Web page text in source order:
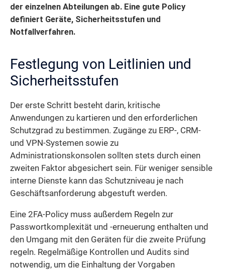
der einzelnen Abteilungen ab. Eine gute Policy
definiert Geräte, Sicherheitsstufen und
Notfallverfahren.
Festlegung von Leitlinien und
Sicherheitsstufen
Der erste Schritt besteht darin, kritische
Anwendungen zu kartieren und den erforderlichen
Schutzgrad zu bestimmen. Zugänge zu ERP-, CRM-
und VPN-Systemen sowie zu
Administrationskonsolen sollten stets durch einen
zweiten Faktor abgesichert sein. Für weniger sensible
interne Dienste kann das Schutzniveau je nach
Geschäftsanforderung abgestuft werden.
Eine 2FA-Policy muss außerdem Regeln zur
Passwortkomplexität und -erneuerung enthalten und
den Umgang mit den Geräten für die zweite Prüfung
regeln. Regelmäßige Kontrollen und Audits sind
notwendig, um die Einhaltung der Vorgaben